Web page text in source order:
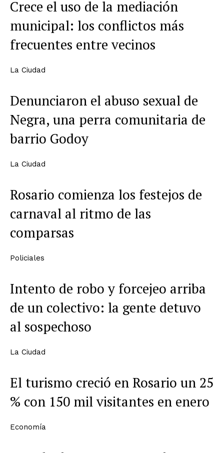
Crece el uso de la mediación
municipal: los conflictos más
frecuentes entre vecinos
La Ciudad
Denunciaron el abuso sexual de
Negra, una perra comunitaria de
barrio Godoy
La Ciudad
Rosario comienza los festejos de
carnaval al ritmo de las
comparsas
Policiales
Intento de robo y forcejeo arriba
de un colectivo: la gente detuvo
al sospechoso
La Ciudad
El turismo creció en Rosario un 25
% con 150 mil visitantes en enero
Economía